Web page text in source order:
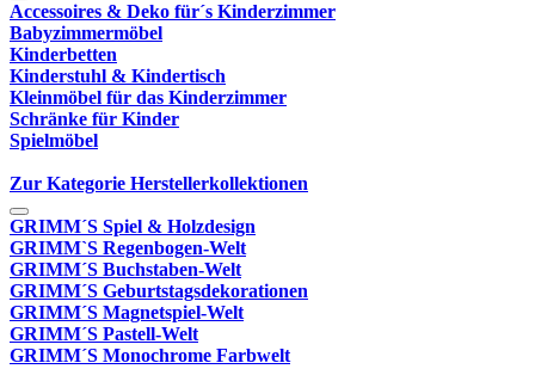
Accessoires & Deko für´s Kinderzimmer
Babyzimmermöbel
Kinderbetten
Kinderstuhl & Kindertisch
Kleinmöbel für das Kinderzimmer
Schränke für Kinder
Spielmöbel
Zur Kategorie Herstellerkollektionen
GRIMM´S Spiel & Holzdesign
GRIMM`S Regenbogen-Welt
GRIMM´S Buchstaben-Welt
GRIMM´S Geburtstagsdekorationen
GRIMM´S Magnetspiel-Welt
GRIMM´S Pastell-Welt
GRIMM´S Monochrome Farbwelt